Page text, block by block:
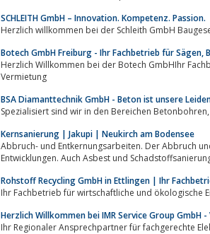
SCHLEITH GmbH – Innovation. Kompetenz. Passion.
Herzlich willkommen bei der Schleith GmbH
Botech GmbH Freiburg - Ihr Fachbetrieb für
Herzlich Willkommen bei der Botech GmbHIhr Fachbetrieb aus Freiburg
Vermietung
BSA Diamanttechnik GmbH - Beton ist unsere
Kernsanierung | Jakupi | Neukirch am Bodensee
Abbruch- und Entkernungsarbeiten. Der Abbruch
Entwicklungen. Auch Asbest und
Rohstoff Recycling GmbH in Ettlingen | Ihr
Ihr Fachbetrieb für wirtschaftliche und ökologische
Herzlich Willkommen bei IMR Service Group
Ihr Regionaler Ansprechpartner für fachgerechte